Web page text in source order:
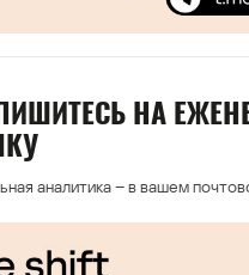
НА
аналитика – в вашем